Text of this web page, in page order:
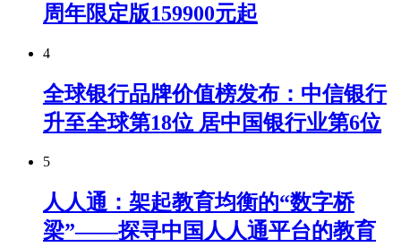
周年限定版159900元起
4
全球银行品牌价值榜发布：中信银行
升至全球第18位 居中国银行业第6位
5
人人通：架起教育均衡的“数字桥
梁”——探寻中国人人通平台的教育